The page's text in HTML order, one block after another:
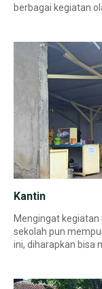
berbagai kegiatan
Kantin
Mengingat
sekolah pun
ini, diharapkan bisa